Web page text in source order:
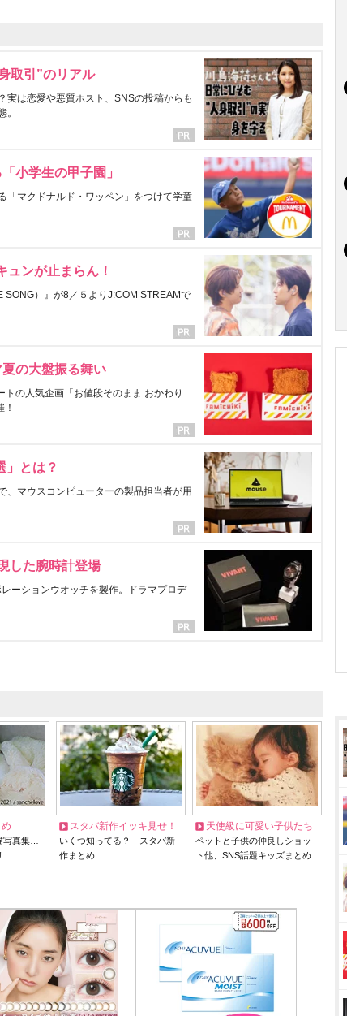
取引”のリアル
実は恋愛や悪質ホスト、SNSの投稿からも
。
小学生の甲子園」
「マクドナルド・ワッペン」をつけて学童
ュンが止まらん！
）』が8／５よりJ:COM STREAMで
の大盤振る舞い
の人気企画「お値段そのまま おかわり
」とは？
、マウスコンピューターの製品担当者が用
した腕時計登場
ーションウオッチを製作。ドラマプロデ
写真集…
スタバ新作イッキ見せ！
いくつ知ってる？ スタバ新
作まとめ
天使級に可愛い子供たち
ペットと子供の仲良しショッ
ト他、SNS話題キッズまとめ